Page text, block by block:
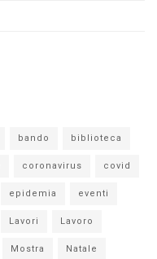
bando biblioteca
coronavirus covid
epidemia eventi
Lavori Lavoro
Mostra Natale